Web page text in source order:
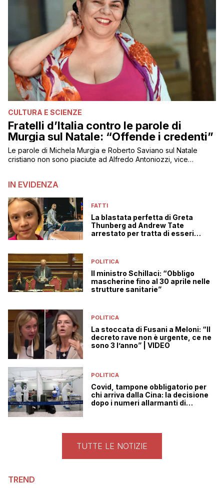
CULTURA E SCIENZE
Fratelli d’Italia contro le parole di
Murgia sul Natale: “Offende i credenti”
Le parole di Michela Murgia e Roberto Saviano sul Natale
cristiano non sono piaciute ad Alfredo Antoniozzi, vice
IN EVIDENZA
FATTI
La blastata perfetta di Greta
Thunberg ad Andrew Tate
arrestato per tratta di esseri
POLITICA
Il ministro Schillaci: “Obbligo
mascherine fino al 30 aprile nelle
strutture sanitarie”
POLITICA
La stoccata di Fusani a Meloni: “Il
decreto rave non è urgente, ce ne
sono 3 l’anno” | VIDEO
POLITICA
Covid, tampone obbligatorio per
chi arriva dalla Cina: la decisione
dopo i numeri allarmanti di
TUTTE LE NOTIZIE
TREND